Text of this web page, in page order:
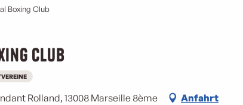
Boxing Club
Club
Rolland, 13008 Marseille 8ème Anfahrt